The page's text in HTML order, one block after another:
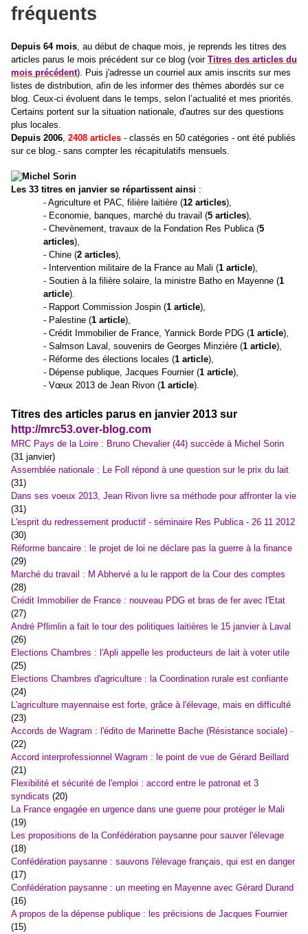
fréquents
Depuis 64 mois, au début de chaque mois, je reprends les titres des
articles parus le mois précédent sur ce blog (voir Titres des articles du
mois précédent). Puis j'adresse un courriel aux amis inscrits sur mes
listes de distribution, afin de les informer des thèmes abordés sur ce
blog. Ceux-ci évoluent dans le temps, selon l’actualité et mes priorités.
Certains portent sur la situation nationale, d'autres sur des questions
plus locales.
Depuis 2006, 2408 articles - classés en 50 catégories - ont été publiés
sur ce blog.- sans compter les récapitulatifs mensuels.
Les 33 titres en janvier se répartissent ainsi :
- Agriculture et PAC, filière laitière (12 articles),
- Economie, banques, marché du travail (5 articles),
- Chevènement, travaux de la Fondation Res Publica (5
articles),
- Chine (2 articles),
- Intervention militaire de la France au Mali (1 article),
- Soutien à la filière solaire, la ministre Batho en Mayenne (1
article).
- Rapport Commission Jospin (1 article),
- Palestine (1 article),
- Crédit Immobilier de France, Yannick Borde PDG (1 article),
- Salmson Laval, souvenirs de Georges Minzière (1 article),
- Réforme des élections locales (1 article),
- Dépense publique, Jacques Fournier (1 article),
- Vœux 2013 de Jean Rivon (1 article).
Titres des articles parus en janvier 2013 sur
http://mrc53.over-blog.com
MRC Pays de la Loire : Bruno Chevalier (44) succède à Michel Sorin
(31 janvier)
Assemblée nationale : Le Foll répond à une question sur le prix du lait
(31)
Dans ses voeux 2013, Jean Rivon livre sa méthode pour affronter la vie
(31)
L'esprit du redressement productif - séminaire Res Publica - 26 11 2012
(30)
Réforme bancaire : le projet de loi ne déclare pas la guerre à la finance
(29)
Marché du travail : M Abhervé a lu le rapport de la Cour des comptes
(28)
Crédit Immobilier de France : nouveau PDG et bras de fer avec l'Etat
(27)
André Pflimlin a fait le tour des politiques laitières le 15 janvier à Laval
(26)
Elections Chambres : l'Apli appelle les producteurs de lait à voter utile
(25)
Elections Chambres d'agriculture : la Coordination rurale est confiante
(24)
L'agriculture mayennaise est forte, grâce à l'élevage, mais en difficulté
(23)
Accords de Wagram : l'édito de Marinette Bache (Résistance sociale) -
(22)
Accord interprofessionnel Wagram : le point de vue de Gérard Beillard
(21)
Flexibilité et sécurité de l'emploi : accord entre le patronat et 3
syndicats (20)
La France engagée en urgence dans une guerre pour protéger le Mali
(19)
Les propositions de la Confédération paysanne pour sauver l'élevage
(18)
Confédération paysanne : sauvons l'élevage français, qui est en danger
(17)
Confédération paysanne : un meeting en Mayenne avec Gérard Durand
(16)
A propos de la dépense publique : les précisions de Jacques Fournier
(15)